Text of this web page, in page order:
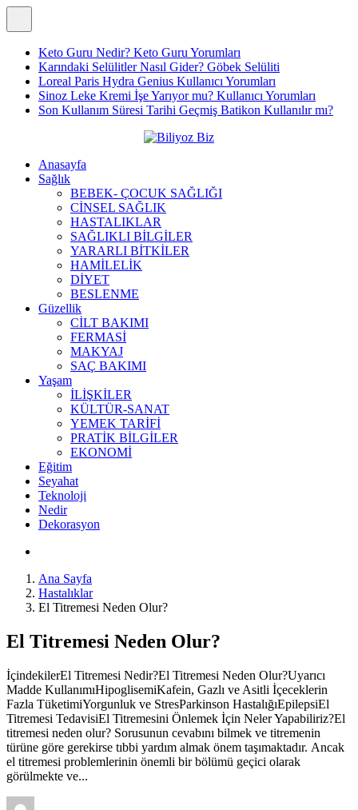
Keto Guru Nedir? Keto Guru Yorumları
Karındaki Selülitler Nasıl Gider? Göbek Selüliti
Loreal Paris Hydra Genius Kullanıcı Yorumları
Sinoz Leke Kremi İşe Yarıyor mu? Kullanıcı Yorumları
Son Kullanım Süresi Tarihi Geçmiş Batikon Kullanılır mı?
Anasayfa
Sağlık
BEBEK- ÇOCUK SAĞLIĞI
CİNSEL SAĞLIK
HASTALIKLAR
SAĞLIKLI BİLGİLER
YARARLI BİTKİLER
HAMİLELİK
DİYET
BESLENME
Güzellik
CİLT BAKIMI
FERMASİ
MAKYAJ
SAÇ BAKIMI
Yaşam
İLİŞKİLER
KÜLTÜR-SANAT
YEMEK TARİFİ
PRATİK BİLGİLER
EKONOMİ
Eğitim
Seyahat
Teknoloji
Nedir
Dekorasyon
Ana Sayfa
Hastalıklar
El Titremesi Neden Olur?
El Titremesi Neden Olur?
İçindekilerEl Titremesi Nedir?El Titremesi Neden Olur?Uyarıcı
Madde KullanımıHipoglisemiKafein, Gazlı ve Asitli İçeceklerin
Fazla TüketimiYorgunluk ve StresParkinson HastalığıEpilepsiEl
Titremesi TedavisiEl Titremesini Önlemek İçin Neler Yapabiliriz?El
titremesi neden olur? Sorusunun cevabını bilmek ve titremenin
türüne göre gerekirse tıbbi yardım almak önem taşımaktadır. Ancak
el titremesi problemlerinin önemli bir bölümü geçici olarak
görülmekte ve...